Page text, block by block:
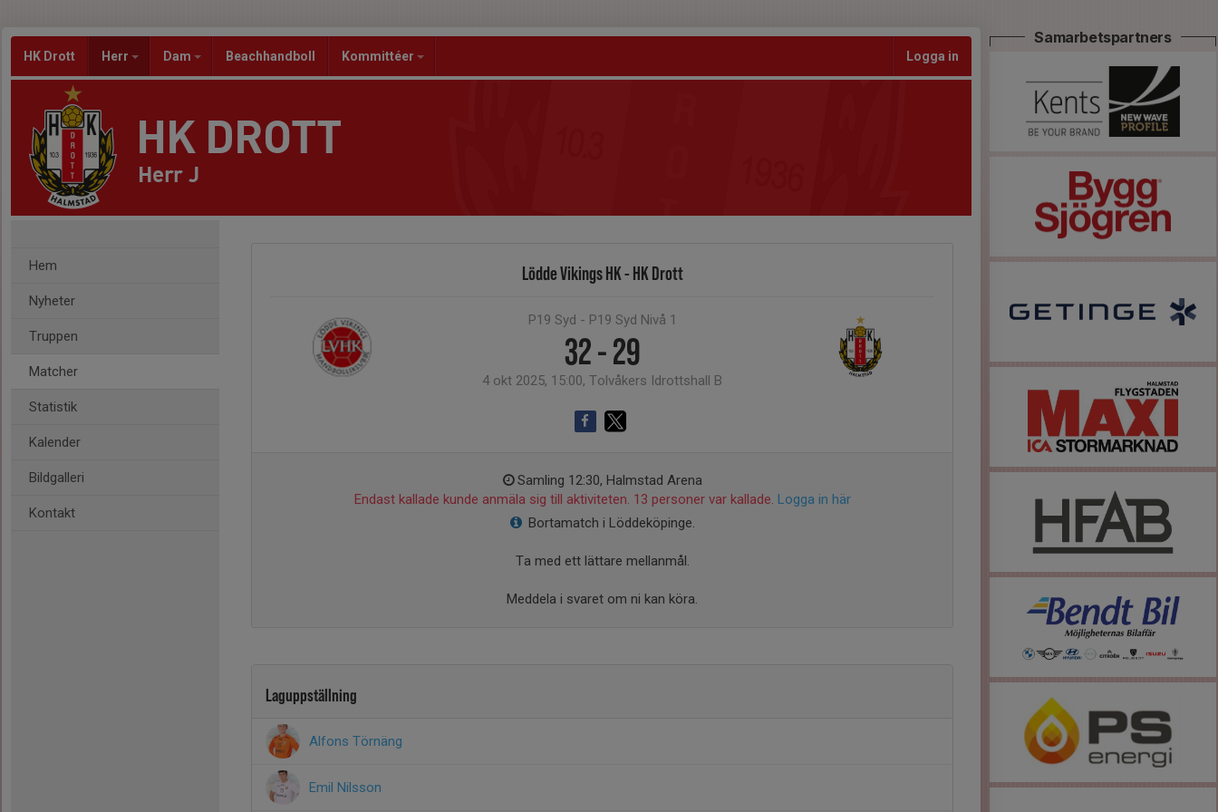
HK Drott Herr Dam Beachhandboll Kommittéer Logga in
HK DROTT
Herr J
Hem
Nyheter
Truppen
Matcher
Statistik
Kalender
Bildgalleri
Kontakt
Lödde Vikings HK - HK Drott
P19 Syd - P19 Syd Nivå 1
32 - 29
4 okt 2025, 15:00, Tolvåkers Idrottshall B
Samling 12:30, Halmstad Arena
Endast kallade kunde anmäla sig till aktiviteten. 13 personer var kallade. Logga in här
Bortamatch i Löddeköpinge.
Ta med ett lättare mellanmål.
Meddela i svaret om ni kan köra.
Laguppställning
Alfons Törnäng
Emil Nilsson
Samarbetspartners